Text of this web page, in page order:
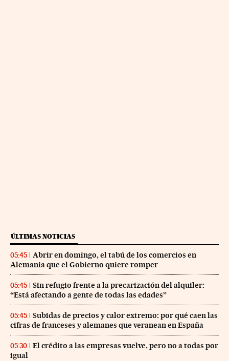
ÚLTIMAS NOTICIAS
05:45
Abrir en domingo, el tabú de los comercios en
Alemania que el Gobierno quiere romper
05:45
Sin refugio frente a la precarización del alquiler:
“Está afectando a gente de todas las edades”
05:45
Subidas de precios y calor extremo: por qué caen las
cifras de franceses y alemanes que veranean en España
05:30
El crédito a las empresas vuelve, pero no a todas por
igual